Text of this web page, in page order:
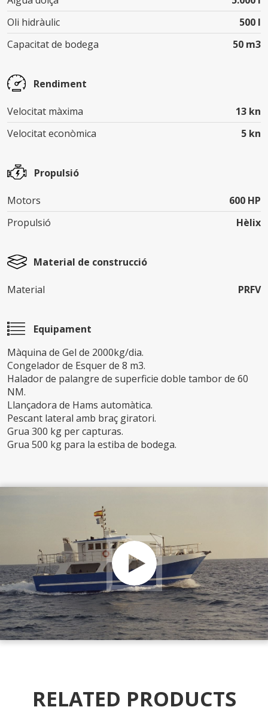
Oli hidràulic
500 l
Capacitat de bodega
50 m3
Rendiment
Velocitat màxima
13 kn
Velocitat econòmica
5 kn
Propulsió
Motors
600 HP
Propulsió
Hèlix
Material de construcció
Material PRFV
Equipament
Màquina de Gel de 2000kg/dia.
Congelador de Esquer de 8 m3.
Halador de palangre de superficie doble tambor de 60
NM.
Llançadora de Hams automàtica.
Pescant lateral amb braç giratori.
Grua 300 kg per capturas.
Grua 500 kg para la estiba de bodega.
RELATED PRODUCTS